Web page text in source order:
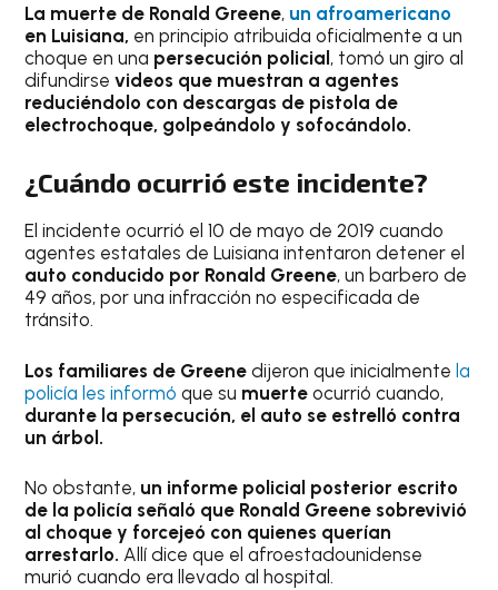
La muerte de Ronald Greene, un afroamericano
en Luisiana, en principio atribuida oficialmente a un
choque en una persecución policial, tomó un giro al
difundirsevideos que muestran a agentes
reduciéndolo con descargas de pistola de
electrochoque, golpeándolo y sofocándolo.
¿Cuándo ocurrió este incidente?
El incidente ocurrió el 10 de mayo de 2019 cuando
agentes estatales de Luisiana intentaron detener el
auto conducido por Ronald Greene, un barbero de
49 años, por una infracción no especificada de
tránsito.
Los familiares de Greenedijeron que inicialmentela
policía les informóque su muerte ocurrió cuando,
durante la persecución, el auto se estrelló contra
un árbol.
No obstante, un informe policial posterior escrito
de la policía señaló que Ronald Greene sobrevivió
al choque y forcejeó con quienes querían
arrestarlo.Allí dice que el afroestadounidense
murió cuando era llevado al hospital.